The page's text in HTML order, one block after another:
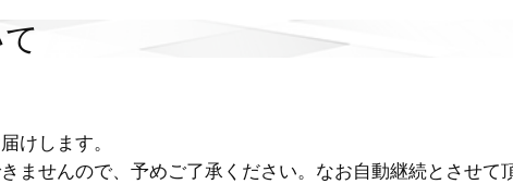
けします。
ませんので、予めご了承ください。なお自動継続とさせて